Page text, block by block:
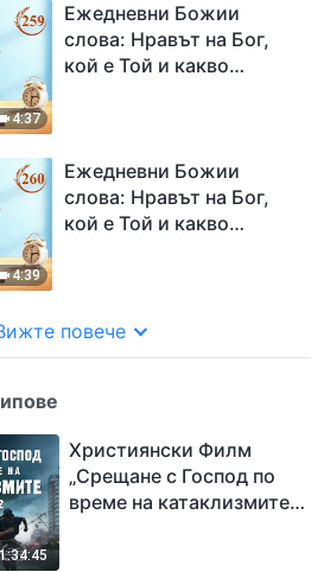
4:37
Ежедневни Божии
слова: Нравът на Бог,
кой е Той и какво
4:39
Ежедневни Божии
слова: Нравът на Бог,
кой е Той и какво
повече
1:34:45
Християнски Филм
„Срещане с Господ по
време на катаклизмите“